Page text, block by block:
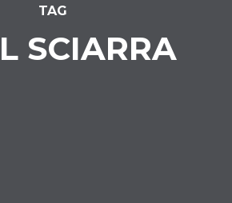
TAG
SCIARRA